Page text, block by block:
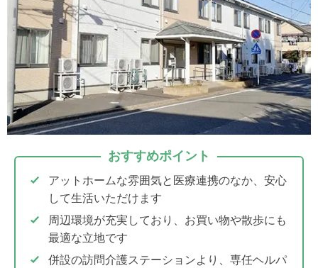
おすすめポイント
アットホームな雰囲気と医療連携のなか、安心
して生活いただけます
周辺環境が充実しており、お買い物や散歩にも
最適な立地です
併設の訪問介護ステーションより、専任ヘルパ